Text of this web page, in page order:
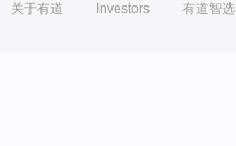
关于有道 Investors 有道智选